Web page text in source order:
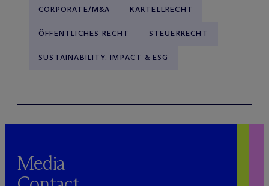
CORPORATE/M&A KARTELLRECHT
ÖFFENTLICHES RECHT STEUERRECHT
SUSTAINABILITY, IMPACT & ESG
Media